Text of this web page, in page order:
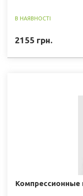
В НАЯВНОСТІ
2155 грн.
Компрессионные